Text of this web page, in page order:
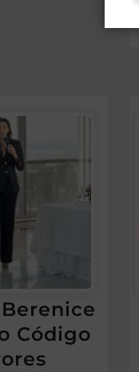
Código